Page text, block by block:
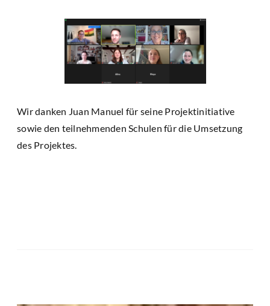
Wir danken Juan Manuel für seine Projektinitiative
sowie den teilnehmenden Schulen für die Umsetzung
des Projektes.